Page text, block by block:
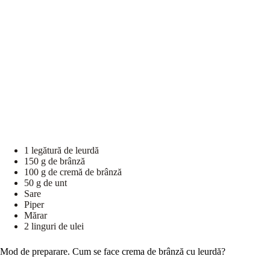
1 legătură de leurdă
150 g de brânză
100 g de cremă de brânză
50 g de unt
Sare
Piper
Mărar
2 linguri de ulei
Mod de preparare. Cum se face crema de brânză cu leurdă?